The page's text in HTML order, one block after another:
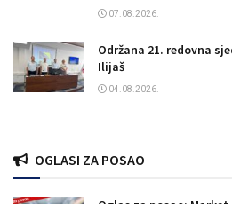
07.08.2026.
Održana 21. redovna
Ilijaš
04.08.2026.
OGLASI ZA POSAO